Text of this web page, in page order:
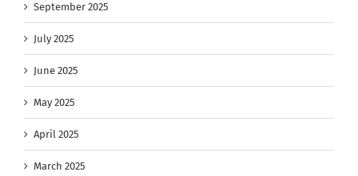
September 2025
July 2025
June 2025
May 2025
April 2025
March 2025